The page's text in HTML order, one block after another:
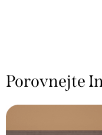
Porovnejte